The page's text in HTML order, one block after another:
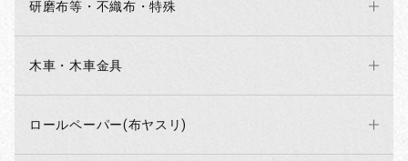
研磨布等・不織布・特殊
木車・木車金具
ロールペーパー(布ヤスリ)